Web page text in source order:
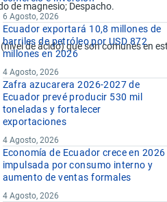
de magnesio; Despacho.
de ácido) que son comunes
6 Agosto, 2026
Ecuador exportará 10,8 millones de
barriles de petróleo por USD 872
millones en 2026
4 Agosto, 2026
Zafra azucarera 2026-2027 de
Ecuador prevé producir 530 mil
toneladas y fortalecer
exportaciones
4 Agosto, 2026
Economía de Ecuador crece en 2026
impulsada por consumo interno y
aumento de ventas formales
4 Agosto, 2026